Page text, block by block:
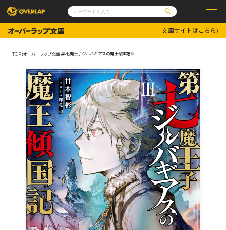
コミックガルド
コミッククリエ
文庫
ノベルス
その他
コミックエッセイ
ポケットモンスター
アニメ
ゲーム
通販・NEWS
OVERLAP STORE
オーバーラップ広報室
企業
会社概要
採用情報
アクセス
オーバーラップホールディングス
お問い合わせはこちら
オーバーラップ文庫
オーバーラップノベルス
オーバーラップノベルスf
文庫サイトはこちら
TOP オーバーラップ文庫 第七魔王子ジルバギアスの魔王傾国記Ⅲ